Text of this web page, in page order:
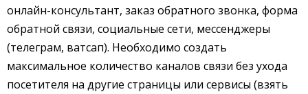
онлайн-консультант, заказ обратного звонка, форма
обратной связи, социальные сети, мессенджеры
(телеграм, ватсап). Необходимо создать
максимальное количество каналов связи без ухода
посетителя на другие страницы или сервисы (взять